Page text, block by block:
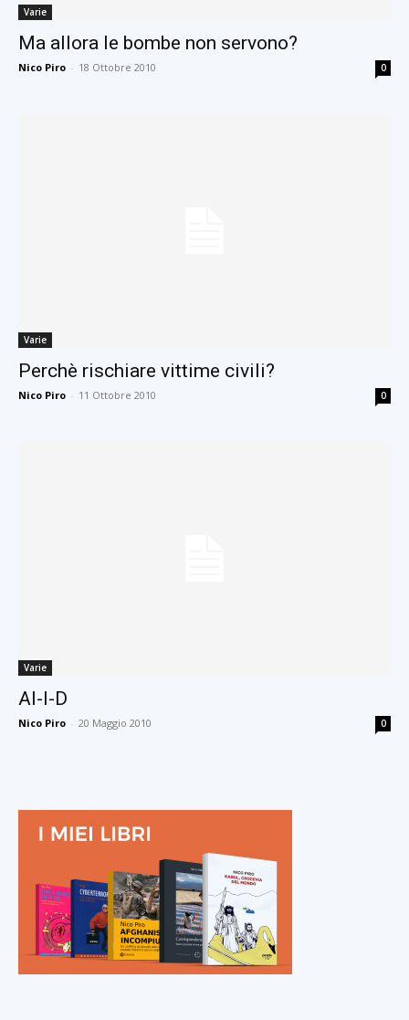
Varie
Ma allora le bombe non servono?
Nico Piro - 18 Ottobre 2010 0
Varie
Perchè rischiare vittime civili?
Nico Piro - 11 Ottobre 2010 0
Varie
AI-I-D
Nico Piro - 20 Maggio 2010 0